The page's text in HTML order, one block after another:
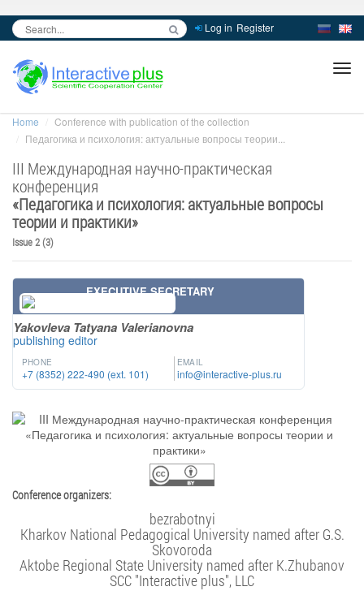
Log in Register
Home
Conference with publication of the collection
Педагогика и психология: актуальные вопросы теории...
III Международная научно-практическая
конференция
«Педагогика и психология: актуальные вопросы
теории и практики»
Issue 2 (3)
EXECUTIVE SECRETARY
Yakovleva Tatyana Valerianovna
publishing editor
PHONE
+7 (8352) 222-490 (ext. 101)
EMAIL
info@interactive-plus.ru
Conference organizers:
bezrabotnyi
Kharkov National Pedagogical University named after G.S.
Skovoroda
Aktobe Regional State University named after K.Zhubanov
SCC "Interactive plus", LLC